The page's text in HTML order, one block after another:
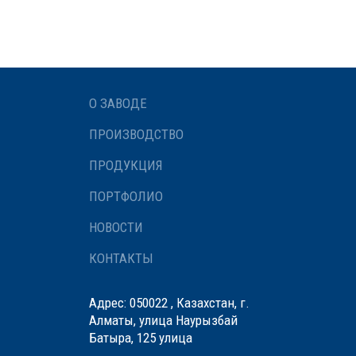
О ЗАВОДЕ
ПРОИЗВОДСТВО
ПРОДУКЦИЯ
ПОРТФОЛИО
НОВОСТИ
КОНТАКТЫ
Адрес: 050022 , Казахстан, г.
Алматы, улица Наурызбай
Батыра, 125 улица